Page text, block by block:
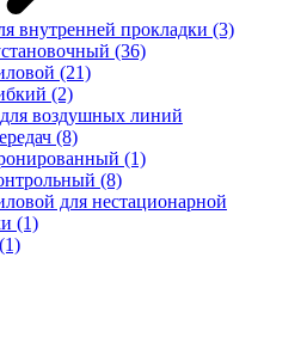
внутренней прокладки (3)
(36)
(21)
(2)
воздушных линий
(8)
(1)
(8)
для нестационарной
(1)
(1)